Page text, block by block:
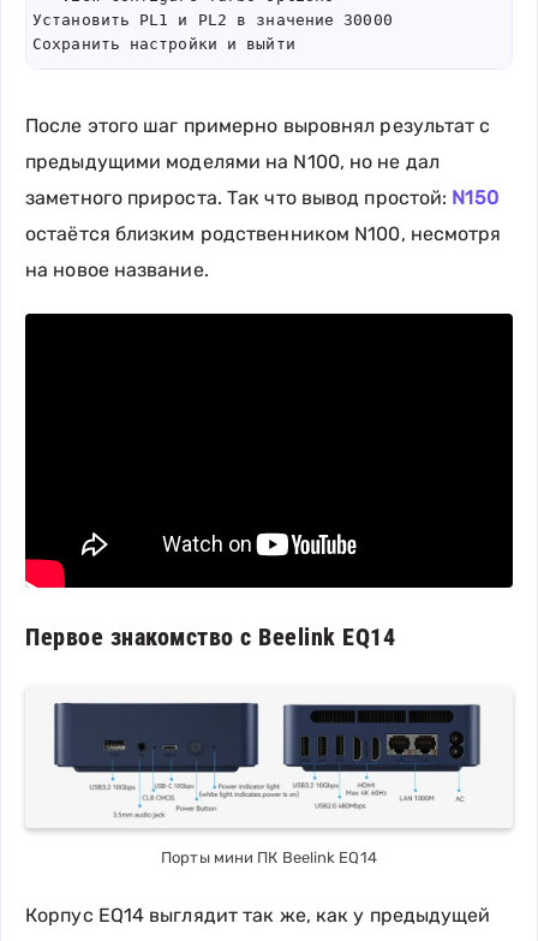
Установить PL1 и PL2 в значение 30000
После этого шаг примерно выровнял результат с
предыдущими моделями на N100, но не дал
заметного прироста. Так что вывод простой: N150
остаётся близким родственником N100, несмотря
на новое название.
Первое знакомство с Beelink EQ14
Порты мини ПК Beelink EQ14
Корпус EQ14 выглядит так же, как у предыдущей